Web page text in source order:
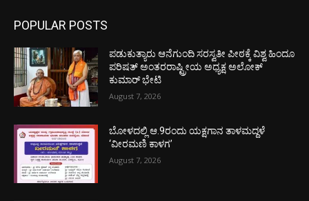
POPULAR POSTS
ಪಡುಕುತ್ಯಾರು ಆನೆಗುಂದಿ ಸರಸ್ವತೀ ಪೀಠಕ್ಕೆ ವಿಶ್ವ ಹಿಂದೂ
ಪರಿಷತ್ ಅಂತರರಾಷ್ಟ್ರೀಯ ಅಧ್ಯಕ್ಷ ಅಲೋಕ್
ಕುಮಾರ್ ಭೇಟಿ
August 7, 2026
ಬೋಳದಲ್ಲಿ ಆ.9ರಂದು ಯಕ್ಷಗಾನ ತಾಳಮದ್ದಳೆ
‘ವೀರಮಣಿ ಕಾಳಗ’
August 7, 2026